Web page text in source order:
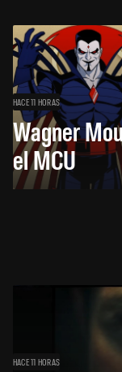
HACE 11 HORAS
Wagner
el MCU
HACE 11 HORAS